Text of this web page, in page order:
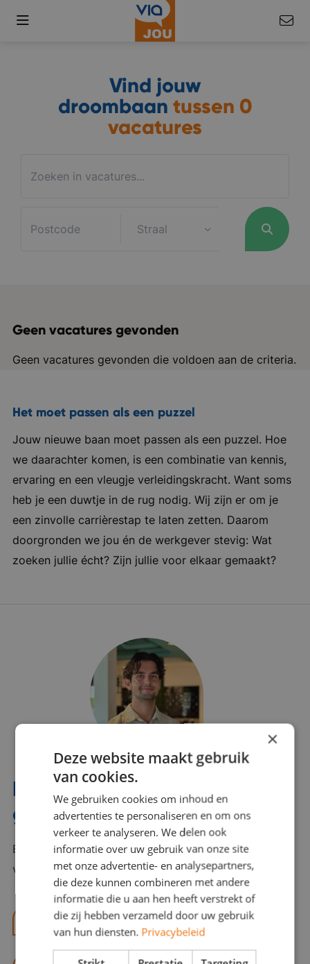
Vind jouw
droombaan tussen 0
vacatures
Geen vacatures gevonden
Geen vacatures gevonden die voldoen aan de criteria.
Het moet passen als een puzzel
Jouw nieuwe baan moet passen als een puzzel. Hoe
we daarachter komen, is een combinatie van kennis,
ervaring en een vleugje verleidingskracht. Want soms
heb je een duwtje in de rug nodig. Wij zijn er om je
een zinvolle carrièrestap te laten zetten. Daarom
doorgronden we jou én de werkgever stevig: Wat
zoeken jullie écht? Zijn jullie voor elkaar gemaakt?
Interesse? Benno helpt je
graag verder!
Bel of mail Benno met al jouw vragen. Benno staat
voor je klaar en helpt je graag!
benno@viajou.nl
×
Deze website maakt gebruik
van cookies.
We gebruiken cookies om inhoud en
advertenties te personaliseren en om ons
verkeer te analyseren. We delen ook
informatie over uw gebruik van onze site
met onze advertentie- en analysepartners,
die deze kunnen combineren met andere
informatie die u aan hen heeft verstrekt of
die zij hebben verzameld door uw gebruik
van hun diensten. Privacybeleid